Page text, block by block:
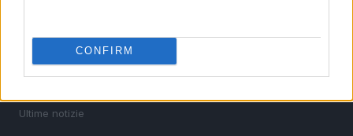
CONFIRM
Ultime notizie